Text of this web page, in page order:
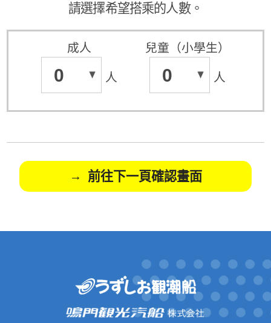
請選擇希望搭乘的人數。
成人
0 人
兒童（小學生）
0 人
前往下一頁確認畫面